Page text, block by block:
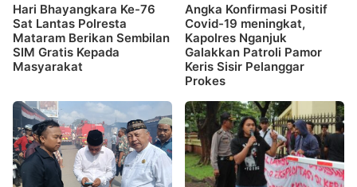
Hari Bhayangkara Ke-76
Sat Lantas Polresta
Mataram Berikan Sembilan
SIM Gratis Kepada
Masyarakat
Angka Konfirmasi Positif
Covid-19 meningkat,
Kapolres Nganjuk
Galakkan Patroli Pamor
Keris Sisir Pelanggar
Prokes